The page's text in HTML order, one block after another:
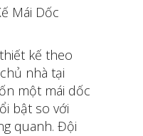
Mái Dốc
kế theo
nhà tại
một mái dốc
bật so với
quanh. Đội